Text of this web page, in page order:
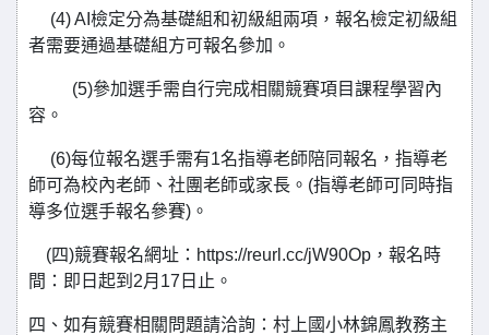
(4) AI檢定分為基礎組和初級組兩項，報名檢定初級組
者需要通過基礎組方可報名參加。
(5)參加選手需自行完成相關競賽項目課程學習內
容。
(6)每位報名選手需有1名指導老師陪同報名，指導老
師可為校內老師、社團老師或家長。(指導老師可同時指
導多位選手報名參賽)。
(四)競賽報名網址：https://reurl.cc/jW90Op，報名時
間：即日起到2月17日止。
四、如有競賽相關問題請洽詢：村上國小林錦鳳教務主